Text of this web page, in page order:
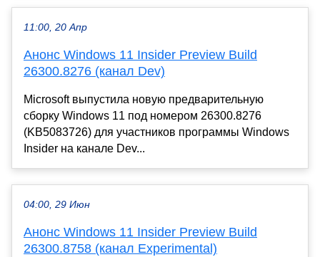
11:00, 20 Апр
Анонс Windows 11 Insider Preview Build
26300.8276 (канал Dev)
Microsoft выпустила новую предварительную
сборку Windows 11 под номером 26300.8276
(KB5083726) для участников программы Windows
Insider на канале Dev...
04:00, 29 Июн
Анонс Windows 11 Insider Preview Build
26300.8758 (канал Experimental)